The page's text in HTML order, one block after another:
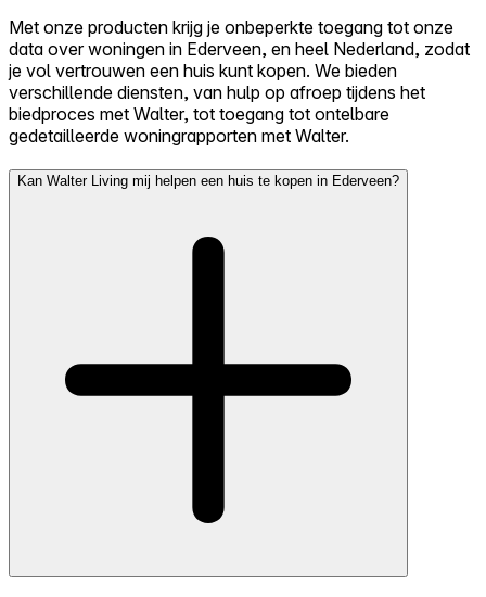
Met onze producten krijg je onbeperkte toegang tot onze
data over woningen in Ederveen, en heel Nederland, zodat
je vol vertrouwen een huis kunt kopen. We bieden
verschillende diensten, van hulp op afroep tijdens het
biedproces met Walter, tot toegang tot ontelbare
gedetailleerde woningrapporten met Walter.
Kan Walter Living mij helpen een huis te kopen in Ederveen?